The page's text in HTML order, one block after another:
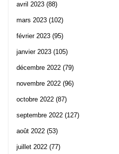
avril 2023 (88)
mars 2023 (102)
février 2023 (95)
janvier 2023 (105)
décembre 2022 (79)
novembre 2022 (96)
octobre 2022 (87)
septembre 2022 (127)
août 2022 (53)
juillet 2022 (77)